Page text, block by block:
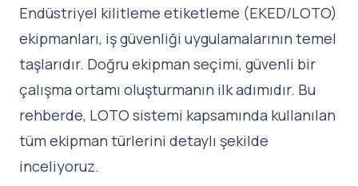
Endüstriyel kilitleme etiketleme (EKED/LOTO)
ekipmanları, iş güvenliği uygulamalarının temel
taşlarıdır. Doğru ekipman seçimi, güvenli bir
çalışma ortamı oluşturmanın ilk adımıdır. Bu
rehberde, LOTO sistemi kapsamında kullanılan
tüm ekipman türlerini detaylı şekilde
inceliyoruz.